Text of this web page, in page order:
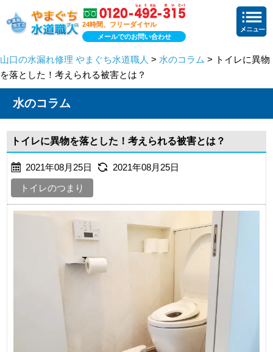
24時間、フリーダイヤル
メールでのお問い合わせ
山口の水漏れ修理 やまぐち水道職人 > 水のコラム > トイレに異物
を落とした！考えられる被害とは？
水のコラム
トイレに異物を落とした！考えられる被害とは？
2021年08月25日
2021年08月25日
トイレのつまり